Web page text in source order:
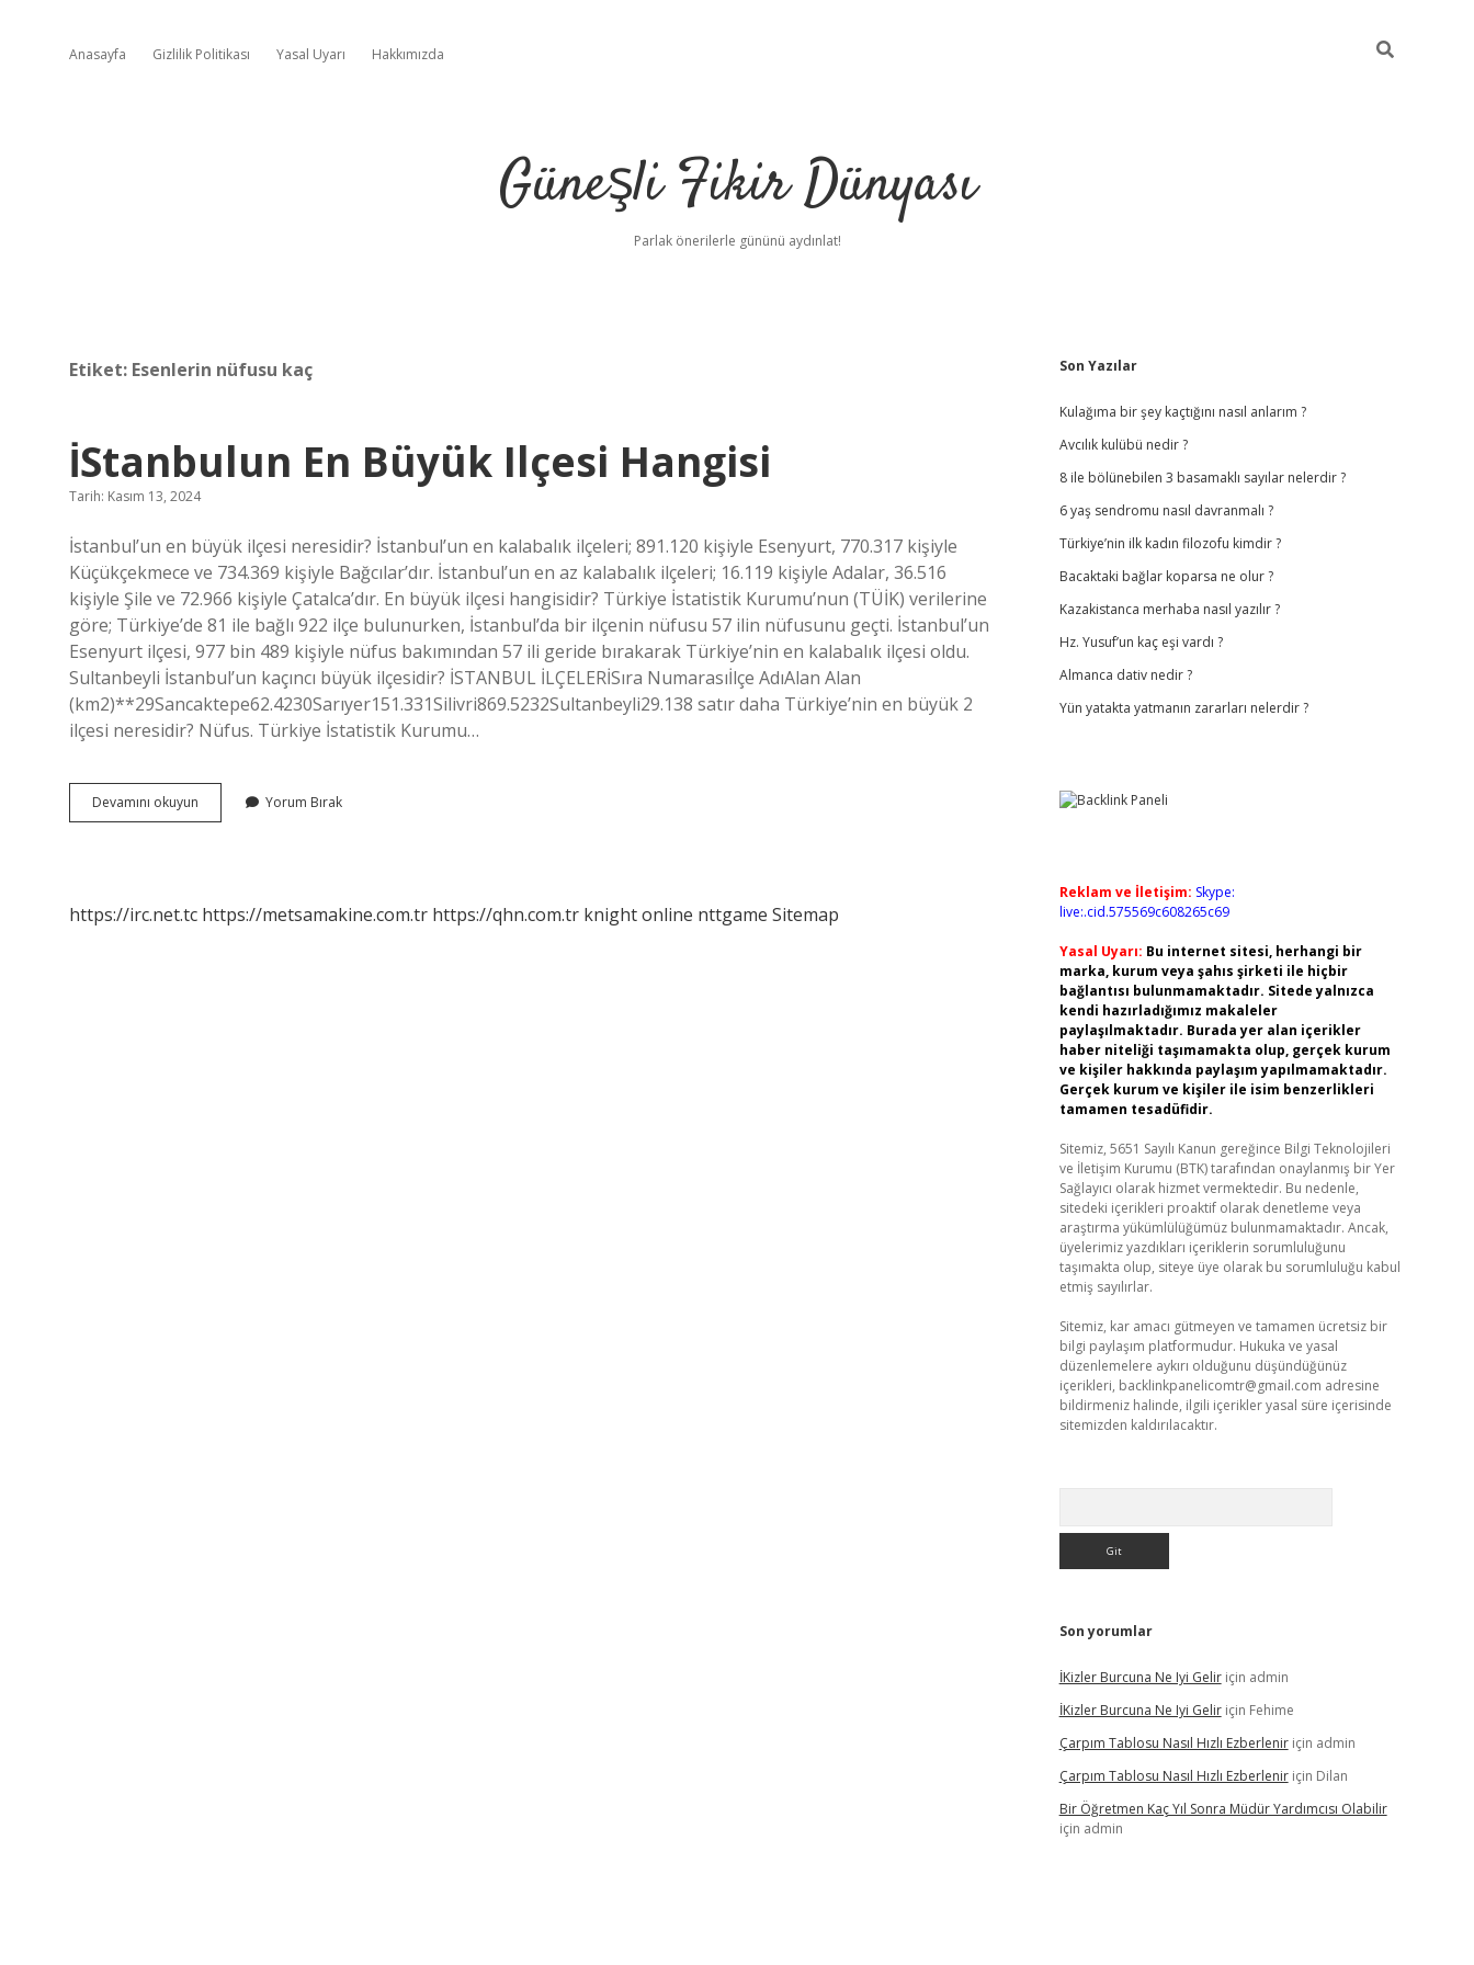
Anasayfa Gizlilik Politikası Yasal Uyarı Hakkımızda
Güneşli Fikir Dünyası
Parlak önerilerle gününü aydınlat!
Etiket: Esenlerin nüfusu kaç
İStanbulun En Büyük Ilçesi Hangisi
Tarih: Kasım 13, 2024
İstanbul’un en büyük ilçesi neresidir? İstanbul’un en kalabalık ilçeleri; 891.120 kişiyle Esenyurt, 770.317 kişiyle
Küçükçekmece ve 734.369 kişiyle Bağcılar’dır. İstanbul’un en az kalabalık ilçeleri; 16.119 kişiyle Adalar, 36.516
kişiyle Şile ve 72.966 kişiyle Çatalca’dır. En büyük ilçesi hangisidir? Türkiye İstatistik Kurumu’nun (TÜİK) verilerine
göre; Türkiye’de 81 ile bağlı 922 ilçe bulunurken, İstanbul’da bir ilçenin nüfusu 57 ilin nüfusunu geçti. İstanbul’un
Esenyurt ilçesi, 977 bin 489 kişiyle nüfus bakımından 57 ili geride bırakarak Türkiye’nin en kalabalık ilçesi oldu.
Sultanbeyli İstanbul’un kaçıncı büyük ilçesidir? İSTANBUL İLÇELERİSıra Numarasıİlçe AdıAlan Alan
(km2)**29Sancaktepe62.4230Sarıyer151.331Silivri869.5232Sultanbeyli29.138 satır daha Türkiye’nin en büyük 2
ilçesi neresidir? Nüfus. Türkiye İstatistik Kurumu…
Devamını okuyun İStanbulun
En
Yorum Bırak
https://irc.net.tc https://metsamakine.com.tr https://qhn.com.tr knight online nttgame Sitemap
Sidebar
Son Yazılar
Kulağıma bir şey kaçtığını nasıl anlarım ?
Avcılık kulübü nedir ?
8 ile bölünebilen 3 basamaklı sayılar nelerdir ?
6 yaş sendromu nasıl davranmalı ?
Türkiye’nin ilk kadın filozofu kimdir ?
Bacaktaki bağlar koparsa ne olur ?
Kazakistanca merhaba nasıl yazılır ?
Hz. Yusuf’un kaç eşi vardı ?
Almanca dativ nedir ?
Yün yatakta yatmanın zararları nelerdir ?
Reklam ve İletişim: Skype:
live:.cid.575569c608265c69
Yasal Uyarı: Bu internet sitesi, herhangi bir
marka, kurum veya şahıs şirketi ile hiçbir
bağlantısı bulunmamaktadır. Sitede yalnızca
kendi hazırladığımız makaleler
paylaşılmaktadır. Burada yer alan içerikler
haber niteliği taşımamakta olup, gerçek kurum
ve kişiler hakkında paylaşım yapılmamaktadır.
Gerçek kurum ve kişiler ile isim benzerlikleri
tamamen tesadüfidir.
Sitemiz, 5651 Sayılı Kanun gereğince Bilgi Teknolojileri
ve İletişim Kurumu (BTK) tarafından onaylanmış bir Yer
Sağlayıcı olarak hizmet vermektedir. Bu nedenle,
sitedeki içerikleri proaktif olarak denetleme veya
araştırma yükümlülüğümüz bulunmamaktadır. Ancak,
üyelerimiz yazdıkları içeriklerin sorumluluğunu
taşımakta olup, siteye üye olarak bu sorumluluğu kabul
etmiş sayılırlar.
Sitemiz, kar amacı gütmeyen ve tamamen ücretsiz bir
bilgi paylaşım platformudur. Hukuka ve yasal
düzenlemelere aykırı olduğunu düşündüğünüz
içerikleri, backlinkpanelicomtr@gmail.com adresine
bildirmeniz halinde, ilgili içerikler yasal süre içerisinde
sitemizden kaldırılacaktır.
Son yorumlar
İKizler Burcuna Ne Iyi Geliriçin admin
İKizler Burcuna Ne Iyi Geliriçin Fehime
Çarpım Tablosu Nasıl Hızlı Ezberleniriçin admin
Çarpım Tablosu Nasıl Hızlı Ezberleniriçin Dilan
Bir Öğretmen Kaç Yıl Sonra Müdür Yardımcısı Olabilir
için admin
ilbethiltonbet